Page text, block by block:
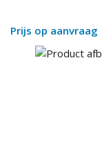
Prijs op aanvraag